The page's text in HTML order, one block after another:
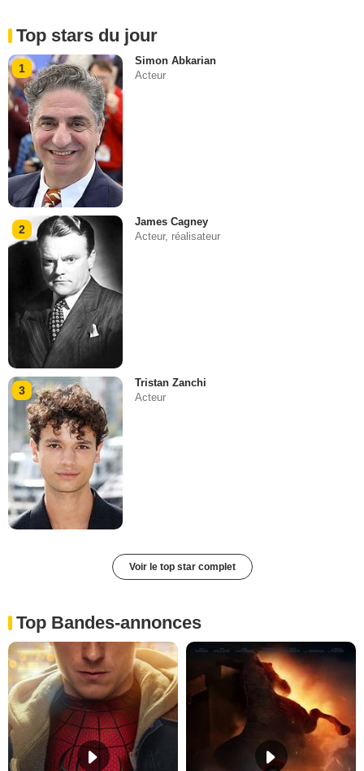
Top stars du jour
1
Simon Abkarian
Acteur
2
James Cagney
Acteur, réalisateur
3
Tristan Zanchi
Acteur
Voir le top star complet
Top Bandes-annonces